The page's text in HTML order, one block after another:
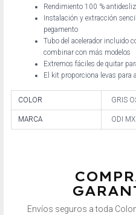
Rendimiento 100 %
Instalación y extracción
pegamento
Tubo del acelerador incluido
combinar con más modelos
Extremos fáciles de quitar
El kit proporciona levas para
COLOR GRIS
MARCA ODI MX
Envíos seguros a toda